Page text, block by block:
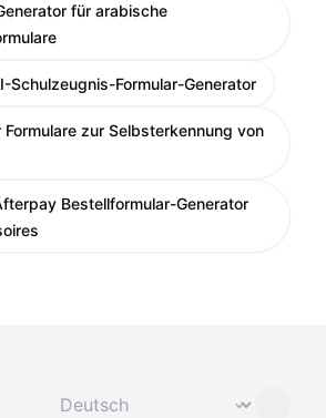
für arabische
Schulzeugnis-Formular-Generator
Formulare zur Selbsterkennung von
Bestellformular-Generator
⌄